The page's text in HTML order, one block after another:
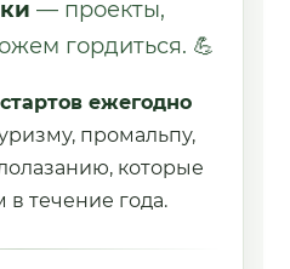
— проекты,
гордиться. 💪
ежегодно
промальпу,
которые
течение года.